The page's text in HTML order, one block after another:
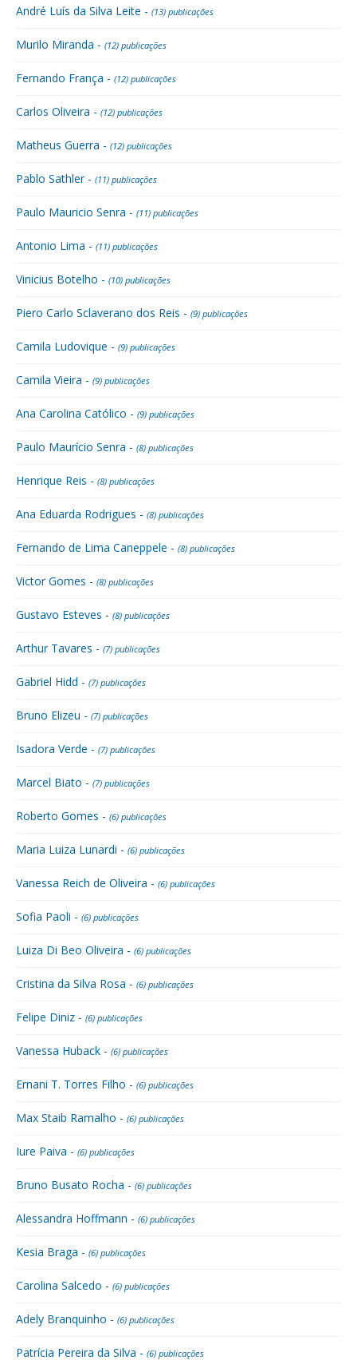
André Luís da Silva Leite - (13) publicações
Murilo Miranda - (12) publicações
Fernando França - (12) publicações
Carlos Oliveira - (12) publicações
Matheus Guerra - (12) publicações
Pablo Sathler - (11) publicações
Paulo Mauricio Senra - (11) publicações
Antonio Lima - (11) publicações
Vinicius Botelho - (10) publicações
Piero Carlo Sclaverano dos Reis - (9) publicações
Camila Ludovique - (9) publicações
Camila Vieira - (9) publicações
Ana Carolina Católico - (9) publicações
Paulo Maurício Senra - (8) publicações
Henrique Reis - (8) publicações
Ana Eduarda Rodrigues - (8) publicações
Fernando de Lima Caneppele - (8) publicações
Victor Gomes - (8) publicações
Gustavo Esteves - (8) publicações
Arthur Tavares - (7) publicações
Gabriel Hidd - (7) publicações
Bruno Elizeu - (7) publicações
Isadora Verde - (7) publicações
Marcel Biato - (7) publicações
Roberto Gomes - (6) publicações
Maria Luiza Lunardi - (6) publicações
Vanessa Reich de Oliveira - (6) publicações
Sofia Paoli - (6) publicações
Luiza Di Beo Oliveira - (6) publicações
Cristina da Silva Rosa - (6) publicações
Felipe Diniz - (6) publicações
Vanessa Huback - (6) publicações
Ernani T. Torres Filho - (6) publicações
Max Staib Ramalho - (6) publicações
Iure Paiva - (6) publicações
Bruno Busato Rocha - (6) publicações
Alessandra Hoffmann - (6) publicações
Kesia Braga - (6) publicações
Carolina Salcedo - (6) publicações
Adely Branquinho - (6) publicações
Patrícia Pereira da Silva - (6) publicações